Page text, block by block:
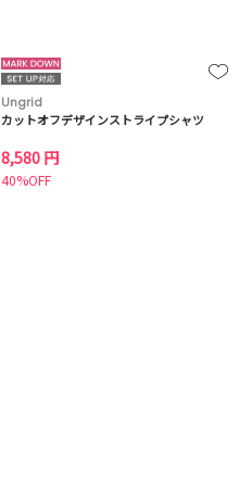
Ungrid
カットオフデザインストライプシャツ
8,580 円
40%OFF